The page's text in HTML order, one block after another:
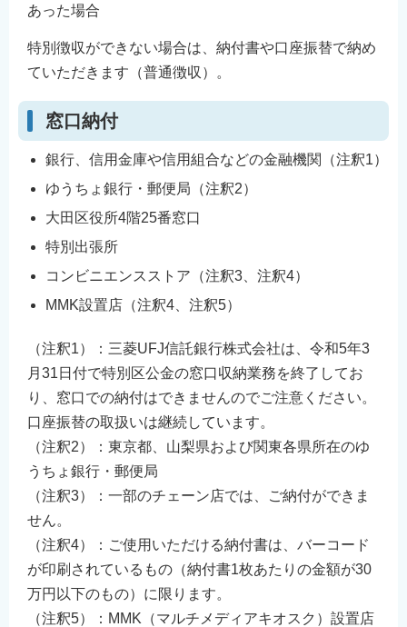
あった場合
特別徴収ができない場合は、納付書や口座振替で納め
ていただきます（普通徴収）。
窓口納付
銀行、信用金庫や信用組合などの金融機関（注釈1）
ゆうちょ銀行・郵便局（注釈2）
大田区役所4階25番窓口
特別出張所
コンビニエンスストア（注釈3、注釈4）
MMK設置店（注釈4、注釈5）
（注釈1）：三菱UFJ信託銀行株式会社は、令和5年3
月31日付で特別区公金の窓口収納業務を終了してお
り、窓口での納付はできませんのでご注意ください。
口座振替の取扱いは継続しています。
（注釈2）：東京都、山梨県および関東各県所在のゆ
うちょ銀行・郵便局
（注釈3）：一部のチェーン店では、ご納付ができま
せん。
（注釈4）：ご使用いただける納付書は、バーコード
が印刷されているもの（納付書1枚あたりの金額が30
万円以下のもの）に限ります。
（注釈5）：MMK（マルチメディアキオスク）設置店
한국어